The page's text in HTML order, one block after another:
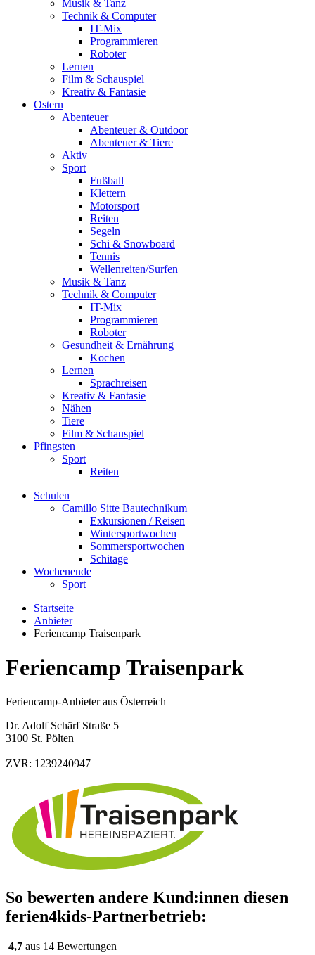
Musik & Tanz
Technik & Computer
IT-Mix
Programmieren
Roboter
Lernen
Film & Schauspiel
Kreativ & Fantasie
Ostern
Abenteuer
Abenteuer & Outdoor
Abenteuer & Tiere
Aktiv
Sport
Fußball
Klettern
Motorsport
Reiten
Segeln
Schi & Snowboard
Tennis
Wellenreiten/Surfen
Musik & Tanz
Technik & Computer
IT-Mix
Programmieren
Roboter
Gesundheit & Ernährung
Kochen
Lernen
Sprachreisen
Kreativ & Fantasie
Nähen
Tiere
Film & Schauspiel
Pfingsten
Sport
Reiten
Schulen
Camillo Sitte Bautechnikum
Exkursionen / Reisen
Wintersportwochen
Sommersportwochen
Schitage
Wochenende
Sport
Startseite
Anbieter
Feriencamp Traisenpark
Feriencamp Traisenpark
Feriencamp-Anbieter aus Österreich
Dr. Adolf Schärf Straße 5
3100 St. Pölten
ZVR: 1239240947
So bewerten andere Kund:innen diesen
ferien4kids-Partnerbetrieb:
4,7 aus 14 Bewertungen